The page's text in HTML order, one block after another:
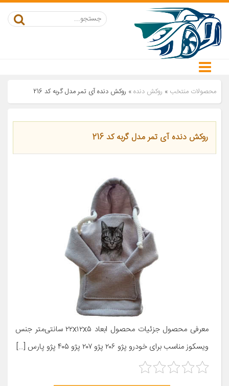
محصولات منتخب » روکش دنده» روکش دنده آی تمر مدل گربه کد 216
روکش دنده آی تمر مدل گربه کد 216
معرفی محصول جزئیات محصول ابعاد ۲۲x۱۲x۵ سانتی‌متر جنس
ویسکوز مناسب برای خودرو پژو ۲۰۶ پژو ۲۰۷ پژو ۴۰۵ پژو پارس […]